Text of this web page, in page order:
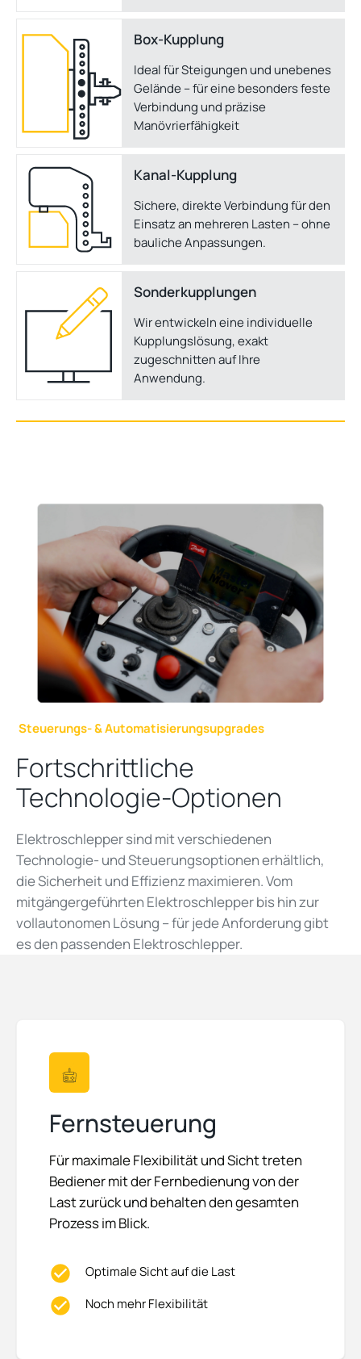
Box-Kupplung
Ideal für Steigungen und unebenes
Gelände – für eine besonders feste
Verbindung und präzise
Manövrierfähigkeit
Kanal-Kupplung
Sichere, direkte Verbindung für den
Einsatz an mehreren Lasten – ohne
bauliche Anpassungen.
Sonderkupplungen
Wir entwickeln eine individuelle
Kupplungslösung, exakt
zugeschnitten auf Ihre
Anwendung.
Steuerungs- & Automatisierungsupgrades
Fortschrittliche
Technologie-Optionen
Elektroschlepper sind mit verschiedenen
Technologie- und Steuerungsoptionen erhältlich,
die Sicherheit und Effizienz maximieren. Vom
mitgängergeführten Elektroschlepper bis hin zur
vollautonomen Lösung – für jede Anforderung gibt
es den passenden Elektroschlepper.
Fernsteuerung
Für maximale Flexibilität und Sicht treten
Bediener mit der Fernbedienung von der
Last zurück und behalten den gesamten
Prozess im Blick.
Optimale Sicht auf die Last
Noch mehr Flexibilität